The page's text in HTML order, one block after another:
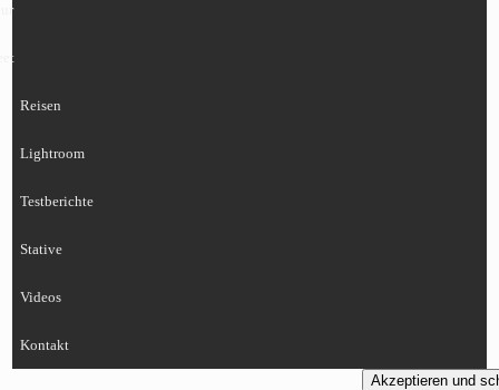
Reisen
Lightroom
Testberichte
Stative
Videos
Kontakt